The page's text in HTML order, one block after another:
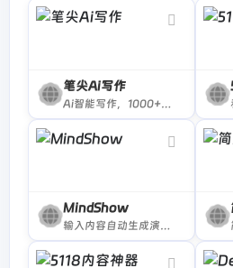
常见问题
提供基础免费校对功能，部分
员。
依托清华AI技术，检测准确率
笔尖Ai写作
Ai智能写作，1000+写作模板，轻松原创，拒绝写作焦虑！一款在线Ai写作生成器
MindShow
输入内容自动生成演示 帮你省去排版的烦恼